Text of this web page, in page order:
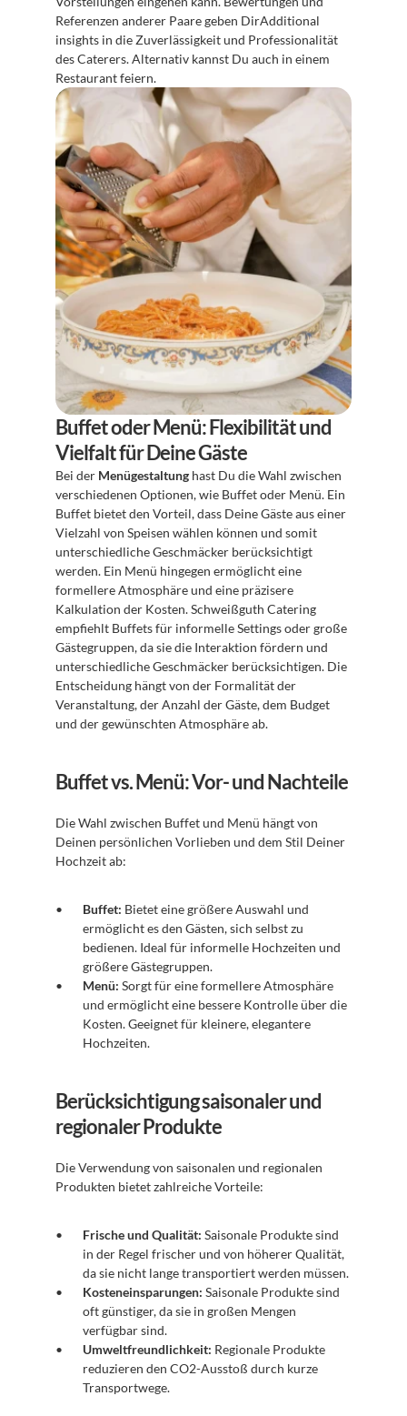
Referenzen anderer Paare geben DirAdditional
insights in die Zuverlässigkeit und Professionalität
des Caterers. Alternativ kannst Du auch in einem
Restaurant feiern.
Buffet oder Menü: Flexibilität und
Vielfalt für Deine Gäste
Bei der Menügestaltung hast Du die Wahl zwischen
verschiedenen Optionen, wie Buffet oder Menü. Ein
Buffet bietet den Vorteil, dass Deine Gäste aus einer
Vielzahl von Speisen wählen können und somit
unterschiedliche Geschmäcker berücksichtigt
werden. Ein Menü hingegen ermöglicht eine
formellere Atmosphäre und eine präzisere
Kalkulation der Kosten. Schweißguth Catering
empfiehlt Buffets für informelle Settings oder große
Gästegruppen, da sie die Interaktion fördern und
unterschiedliche Geschmäcker berücksichtigen. Die
Entscheidung hängt von der Formalität der
Veranstaltung, der Anzahl der Gäste, dem Budget
und der gewünschten Atmosphäre ab.
Buffet vs. Menü: Vor- und Nachteile
Die Wahl zwischen Buffet und Menü hängt von
Deinen persönlichen Vorlieben und dem Stil Deiner
Hochzeit ab:
Buffet: Bietet eine größere Auswahl und
ermöglicht es den Gästen, sich selbst zu
bedienen. Ideal für informelle Hochzeiten und
größere Gästegruppen.
Menü: Sorgt für eine formellere Atmosphäre
und ermöglicht eine bessere Kontrolle über die
Kosten. Geeignet für kleinere, elegantere
Hochzeiten.
Berücksichtigung saisonaler und
regionaler Produkte
Die Verwendung von saisonalen und regionalen
Produkten bietet zahlreiche Vorteile:
Frische und Qualität: Saisonale Produkte sind
in der Regel frischer und von höherer Qualität,
da sie nicht lange transportiert werden müssen.
Kosteneinsparungen: Saisonale Produkte sind
oft günstiger, da sie in großen Mengen
verfügbar sind.
Umweltfreundlichkeit: Regionale Produkte
reduzieren den CO2-Ausstoß durch kurze
Transportwege.